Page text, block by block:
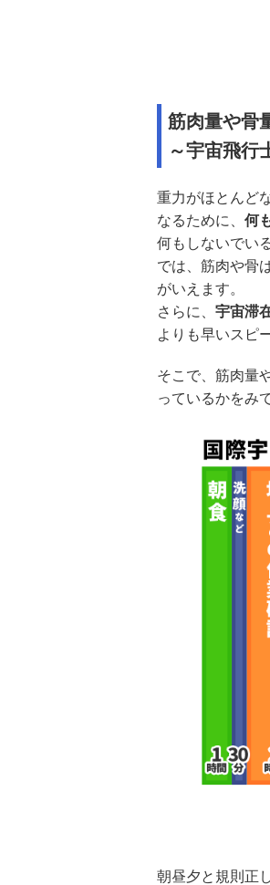
筋肉量や骨
～宇宙飛行
重力がほとんど
なるために、 何
何もしないでい
では、筋肉や骨
がいえます。
さらに、 宇宙滞
よりも早いスピ
そこで、筋肉量
っているかをみ
朝昼夕と規則正